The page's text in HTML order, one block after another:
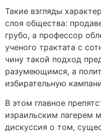
Такие взгляды
слоя общества:
грубо, а профессор
ученого трактата с
чину такой подход
разумеющимся, а
избирательную
В этом главное
израильским лагерем
дискуссия о том,